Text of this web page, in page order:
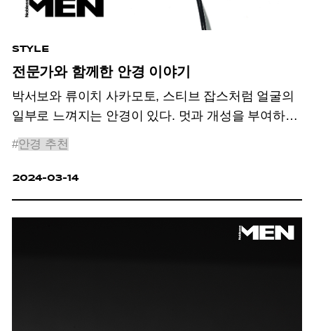
STYLE
전문가와 함께한 안경 이야기
박서보와 류이치 사카모토, 스티브 잡스처럼 얼굴의
일부로 느껴지는 안경이 있다. 멋과 개성을 부여하는
액세서리를 넘어 인물의 캐릭터를 변화시키는
재미있는 안경 이야기.
#안경 추천
2024-03-14